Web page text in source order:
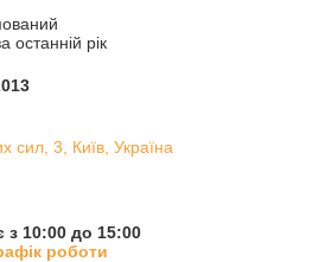
останній рік
сил, 3, Київ, Україна
з 10:00 до 15:00
роботи